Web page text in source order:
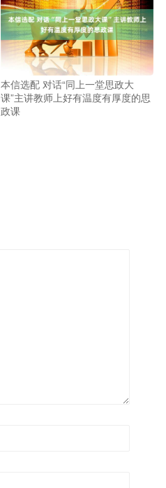
本信选配 对话“同上一堂思政大
课”主讲教师上好有温度有厚度的思
政课